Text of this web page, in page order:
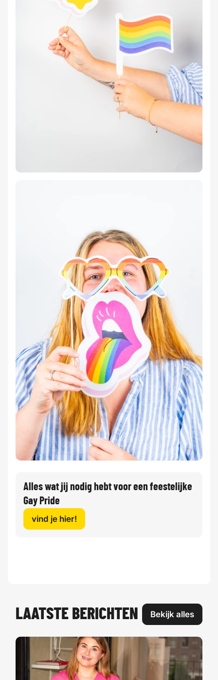
Alles wat jij nodig hebt voor een feestelijke
Gay Pride
vind je hier!
LAATSTE BERICHTEN Bekijk alles